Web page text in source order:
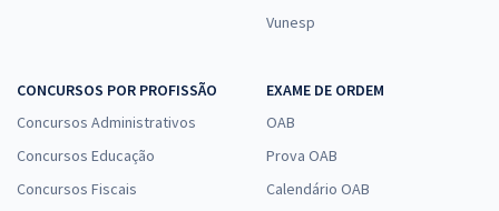
Vunesp
CONCURSOS POR PROFISSÃO
Concursos Administrativos
Concursos Educação
Concursos Fiscais
EXAME DE ORDEM
OAB
Prova OAB
Calendário OAB